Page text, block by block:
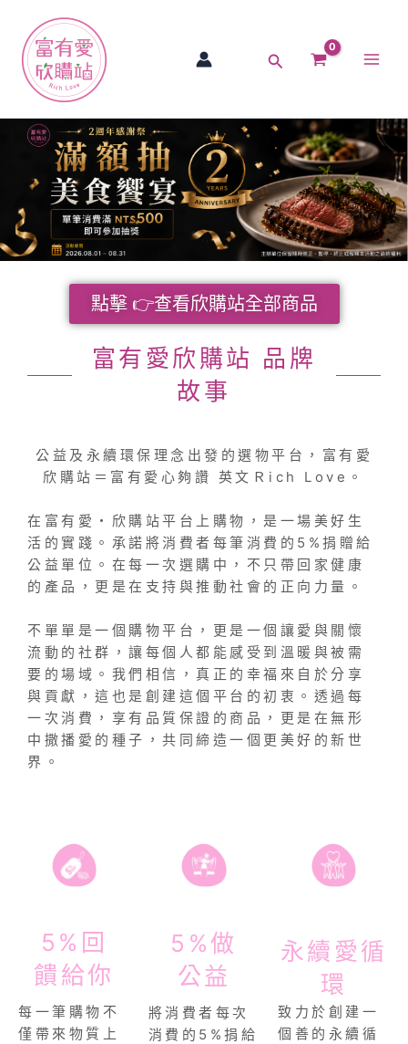
容
搜
點擊 👉查看欣購站全部商品
富有愛欣購站 品牌
故事
公益及永續環保理念出發的選物平台，富有愛
欣購站＝富有愛心夠讚 英文Ｒich Love。
在富有愛・欣購站平台上購物，是一場美好生
活的實踐。承諾將消費者每筆消費的5%捐贈給
公益單位。在每一次選購中，不只帶回家健康
的產品，更是在支持與推動社會的正向力量。
不單單是一個購物平台，更是一個讓愛與關懷
流動的社群，讓每個人都能感受到溫暖與被需
要的場域。我們相信，真正的幸福來自於分享
與貢獻，這也是創建這個平台的初衷。透過每
一次消費，享有品質保證的商品，更是在無形
中撒播愛的種子，共同締造一個更美好的新世
界。
5%回
饋給你
每一筆購物不
僅帶來物質上
5%做
公益
將消費者每次
消費的5%捐給
永續愛循
環
致力於創建一
個善的永續循